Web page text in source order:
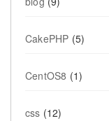
CakePHP (5)
CentOS8 (1)
css (12)